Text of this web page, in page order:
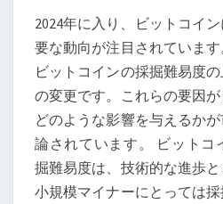
ン
採
掘
難
易
度
上
2024年に入り、ビットコイ
要な動向が注目されています
ビットコインの採掘難易度
の変更です。これらの要因
どのような影響を与えるか
論されています。 ビットコ
掘難易度は、技術的な進歩と
小規模マイナーにとっては